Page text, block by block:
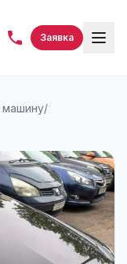
Заявка
машину/